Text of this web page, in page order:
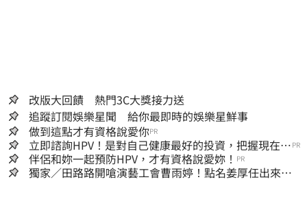
改版大回饋 熱門3C大獎接力送
追蹤訂閱娛樂星聞 給你最即時的娛樂星鮮事
做到這點才有資格說愛你PR
立即諮詢HPV！是對自己健康最好的投資，把握現在不
嫌晚！
PR
伴侶和妳一起預防HPV，才有資格說愛妳！ PR
獨家／田路路開嗆演藝工會曹雨婷！點名姜厚任出來